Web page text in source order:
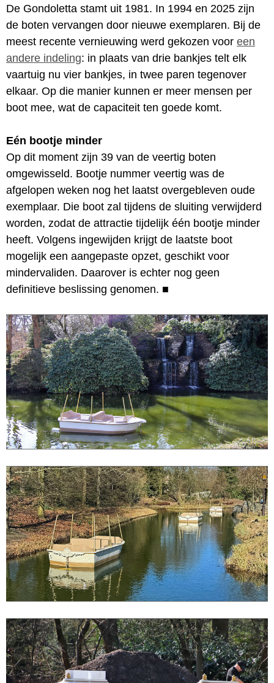
De Gondoletta stamt uit 1981. In 1994 en 2025 zijn
de boten vervangen door nieuwe exemplaren. Bij de
meest recente vernieuwing werd gekozen voor een
andere indeling: in plaats van drie bankjes telt elk
vaartuig nu vier bankjes, in twee paren tegenover
elkaar. Op die manier kunnen er meer mensen per
boot mee, wat de capaciteit ten goede komt.
Eén bootje minder
Op dit moment zijn 39 van de veertig boten
omgewisseld. Bootje nummer veertig was de
afgelopen weken nog het laatst overgebleven oude
exemplaar. Die boot zal tijdens de sluiting verwijderd
worden, zodat de attractie tijdelijk één bootje minder
heeft. Volgens ingewijden krijgt de laatste boot
mogelijk een aangepaste opzet, geschikt voor
mindervaliden. Daarover is echter nog geen
definitieve beslissing genomen. ■